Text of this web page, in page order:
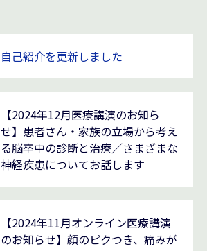
自己紹介を更新しました
【2024年12月医療講演のお知ら
せ】患者さん・家族の立場から考え
る脳卒中の診断と治療／さまざまな
神経疾患についてお話します
【2024年11月オンライン医療講演
のお知らせ】顔のピクつき、痛みが